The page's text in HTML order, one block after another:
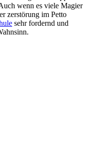
wenn es viele Magier
zerstörung im Petto
sehr fordernd und